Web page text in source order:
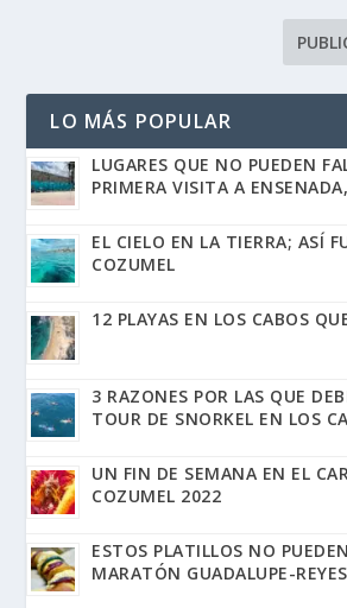
LO MÁS POPULAR
LUGARES QUE NO PUEDEN
PRIMERA VISITA A
EL CIELO EN LA TIERRA; ASÍ
COZUMEL
12 PLAYAS EN LOS CABOS
3 RAZONES POR LAS QUE
TOUR DE SNORKEL EN LOS
UN FIN DE SEMANA EN EL
COZUMEL 2022
ESTOS PLATILLOS NO
MARATÓN GUADALUPE-REYES